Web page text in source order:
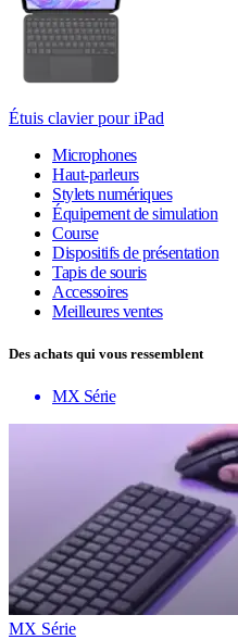
Étuis clavier pour iPad
Microphones
Haut-parleurs
Stylets numériques
Équipement de simulation
Course
Dispositifs de présentation
Tapis de souris
Accessoires
Meilleures ventes
Des achats qui vous ressemblent
MX Série
MX Série